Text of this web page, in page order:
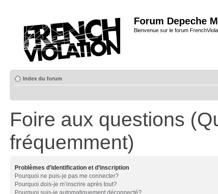
Forum Depeche
Bienvenue sur le forum
Index du forum
Foire aux questions
fréquemment)
Problèmes d’identification et d’inscription
Pourquoi ne puis-je pas me connecter?
Pourquoi dois-je m’inscrire après tout?
Pourquoi suis-je automatiquement déconnecté?